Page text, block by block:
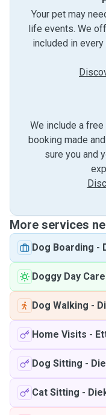
Your pet may
life events. We
included in
We include a free
booking made
sure you and
More services
Dog Boarding -
Doggy Day Care
Dog Walking -
Home Visits -
Dog Sitting -
Cat Sitting -